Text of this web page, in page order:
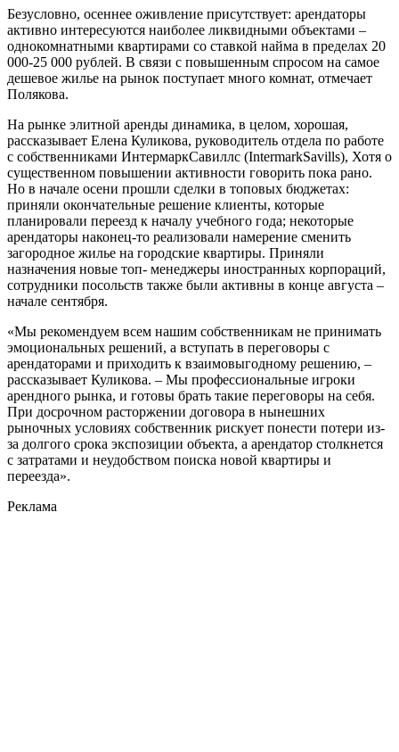
Безусловно, осеннее оживление присутствует: арендаторы
активно интересуются наиболее ликвидными объектами –
однокомнатными квартирами со ставкой найма в пределах 20
000-25 000 рублей. В связи с повышенным спросом на самое
дешевое жилье на рынок поступает много комнат, отмечает
Полякова.
На рынке элитной аренды динамика, в целом, хорошая,
рассказывает Елена Куликова, руководитель отдела по работе
с собственниками ИнтермаркСавиллс (IntermarkSavills), Хотя о
существенном повышении активности говорить пока рано.
Но в начале осени прошли сделки в топовых бюджетах:
приняли окончательные решение клиенты, которые
планировали переезд к началу учебного года; некоторые
арендаторы наконец-то реализовали намерение сменить
загородное жилье на городские квартиры. Приняли
назначения новые топ- менеджеры иностранных корпораций,
сотрудники посольств также были активны в конце августа –
начале сентября.
«Мы рекомендуем всем нашим собственникам не принимать
эмоциональных решений, а вступать в переговоры с
арендаторами и приходить к взаимовыгодному решению, –
рассказывает Куликова. – Мы профессиональные игроки
арендного рынка, и готовы брать такие переговоры на себя.
При досрочном расторжении договора в нынешних
рыночных условиях собственник рискует понести потери из-
за долгого срока экспозиции объекта, а арендатор столкнется
с затратами и неудобством поиска новой квартиры и
переезда».
Реклама